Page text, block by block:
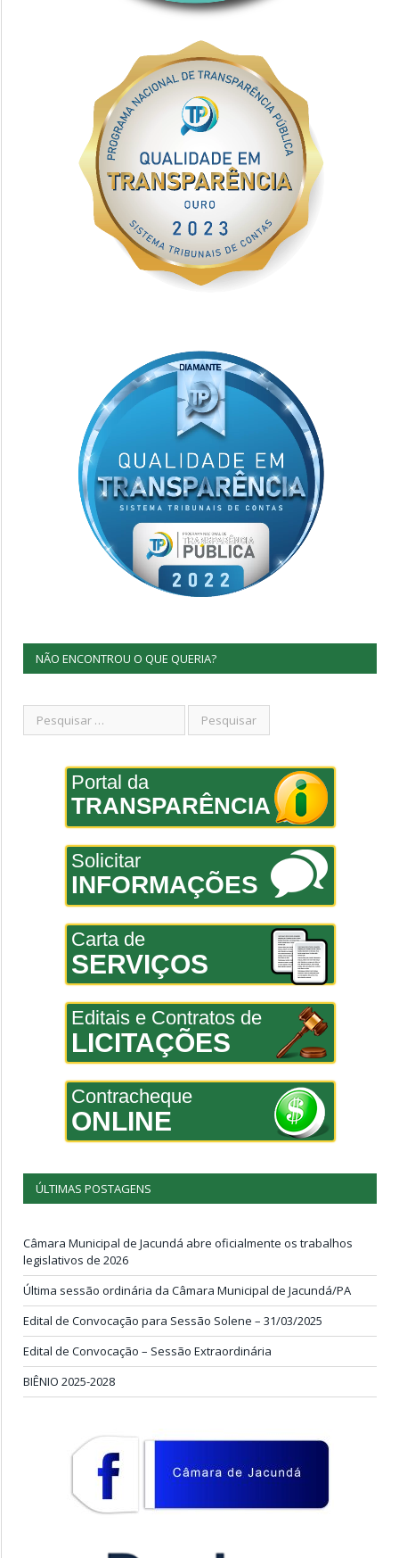
NÃO ENCONTROU O QUE QUERIA?
Portal da
TRANSPARÊNCIA
Solicitar
INFORMAÇÕES
Carta de
SERVIÇOS
Editais e Contratos de
LICITAÇÕES
Contracheque
ONLINE
ÚLTIMAS POSTAGENS
Câmara Municipal de Jacundá abre oficialmente os trabalhos
legislativos de 2026
Última sessão ordinária da Câmara Municipal de Jacundá/PA
Edital de Convocação para Sessão Solene – 31/03/2025
Edital de Convocação – Sessão Extraordinária
BIÊNIO 2025-2028